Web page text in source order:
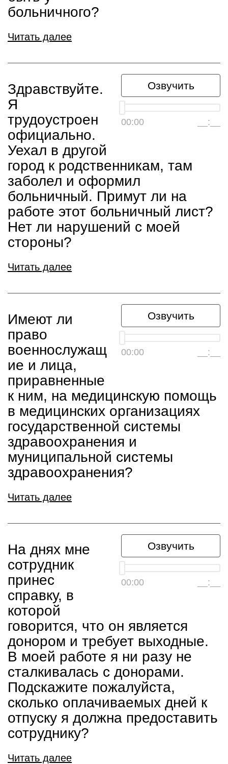
больничного?
Читать далее
Озвучить
00:00 __:__
Здравствуйте.
Я
трудоустроен
официально.
Уехал в другой
город к родственникам, там
заболел и оформил
больничный. Примут ли на
работе этот больничный лист?
Нет ли нарушений с моей
стороны?
Читать далее
Озвучить
00:00 __:__
Имеют ли
право
военнослужащ
ие и лица,
приравненные
к ним, на медицинскую помощь
в медицинских организациях
государственной системы
здравоохранения и
муниципальной системы
здравоохранения?
Читать далее
Озвучить
00:00 __:__
На днях мне
сотрудник
принес
справку, в
которой
говорится, что он является
донором и требует выходные.
В моей работе я ни разу не
сталкивалась с донорами.
Подскажите пожалуйста,
сколько оплачиваемых дней к
отпуску я должна предоставить
сотруднику?
Читать далее